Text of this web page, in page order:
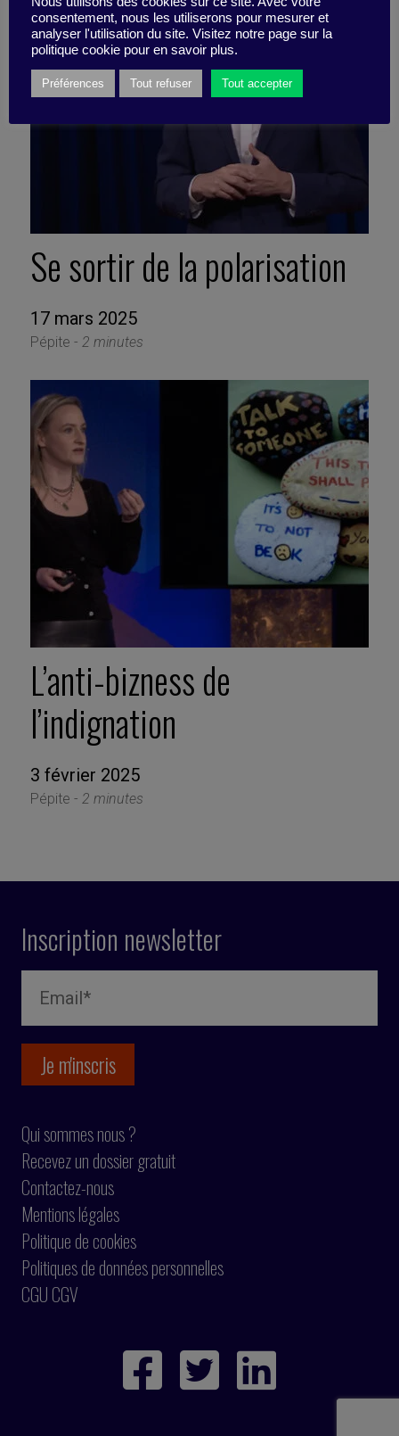
Se sortir de la polarisation
17 mars 2025
Pépite - 2 minutes
L’anti-bizness de
l’indignation
3 février 2025
Pépite - 2 minutes
Inscription newsletter
Qui sommes nous ?
Recevez un dossier gratuit
Contactez-nous
Mentions légales
Politique de cookies
Politiques de données personnelles
CGU CGV
consentement, nous les utiliserons pour mesurer et
analyser l'utilisation du site. Visitez notre page sur la
politique cookie pour en savoir plus.
Préférences Tout refuser Tout accepter